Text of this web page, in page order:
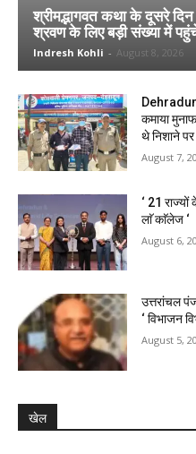
श्रीमद्भागवत कथा के दूसरे
श्रवण के लिए बड़ी संख्या में
Indresh Kohli - August 8, 2026
कमाया
थे निशाने पर
August 7,
‘ 21
लाॅ काॅलेज ‘
August 6,
उत्तरांचल
‘ विभाजन
August 5,
खेल